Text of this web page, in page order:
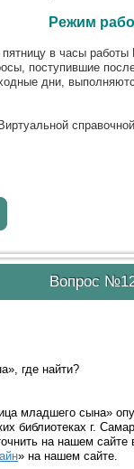
Режим
в часы
поступившие
дни,
Вопрос
где найти?
младшего сына»
библиотеках г.
на нашем сайте
» на нашем сайте.